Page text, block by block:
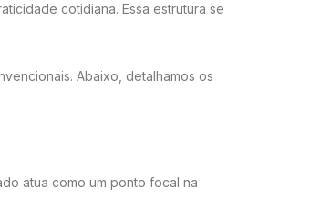
cotidiana. Essa estrutura se
Abaixo, detalhamos os
atua como um ponto focal na